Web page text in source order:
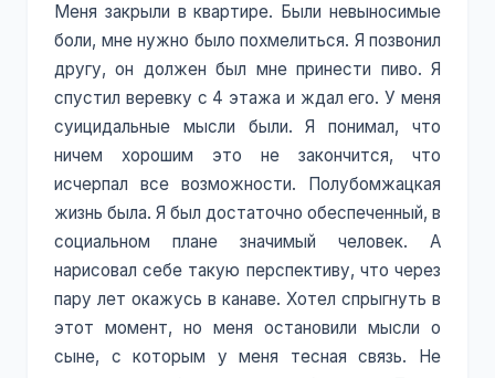
Меня закрыли в квартире. Были невыносимые
боли, мне нужно было похмелиться. Я позвонил
другу, он должен был мне принести пиво. Я
спустил веревку с 4 этажа и ждал его. У меня
суицидальные мысли были. Я понимал, что
ничем хорошим это не закончится, что
исчерпал все возможности. Полубомжацкая
жизнь была. Я был достаточно обеспеченный, в
социальном плане значимый человек. А
нарисовал себе такую перспективу, что через
пару лет окажусь в канаве. Хотел спрыгнуть в
этот момент, но меня остановили мысли о
сыне, с которым у меня тесная связь. Не